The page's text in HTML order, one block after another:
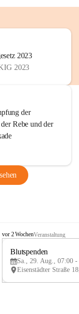
2023
2023
der
Rebe und der
B
e
vor 2 WochenVeranstaltung
Blutspenden
Sa., 29. Aug., 07:00 -